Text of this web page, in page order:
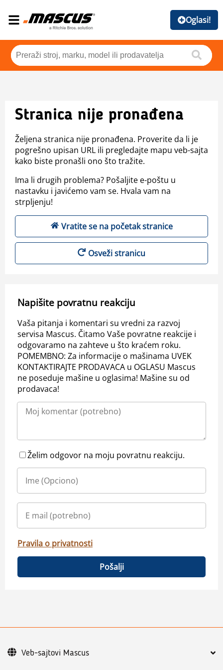
Oglasi!
Stranica nije pronađena
Željena stranica nije pronađena. Proverite da li je
pogrešno upisan URL ili pregledajte mapu veb-sajta
kako biste pronašli ono što tražite.
Ima li drugih problema? Pošaljite e-poštu u
nastavku i javićemo vam se. Hvala vam na
strpljenju!
Vratite se na početak stranice
Osveži stranicu
Napišite povratnu reakciju
Vaša pitanja i komentari su vredni za razvoj
servisa Mascus. Čitamo Vaše povratne reakcije i
odgovaramo na zahteve u što kraćem roku.
POMEMBNO: Za informacije o mašinama UVEK
KONTAKTIRAJTE PRODAVACA u OGLASU Mascus
ne poseduje mašine u oglasima! Mašine su od
prodavaca!
Želim odgovor na moju povratnu reakciju.
Pravila o privatnosti
Pošalji
Veb-sajtovi Mascus